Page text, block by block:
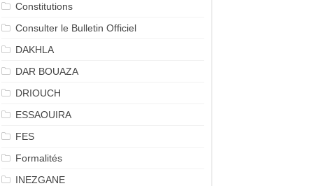
Constitutions
Consulter le Bulletin Officiel
DAKHLA
DAR BOUAZA
DRIOUCH
ESSAOUIRA
FES
Formalités
INEZGANE